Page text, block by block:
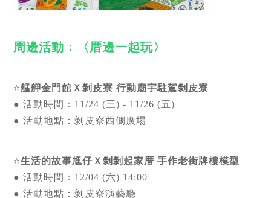
周邊活動：〈厝邊一起玩〉
⭐艋舺金門館Ｘ剝皮寮 行動廟宇駐駕剝皮寮
● 活動時間：11/24 (三) - 11/26 (五)
● 活動地點：剝皮寮西側廣場
⭐生活的故事尪仔Ｘ剝剝起家厝 手作老街牌樓模型
● 活動時間：12/04 (六) 14:00
● 活動地點：剝皮寮演藝廳